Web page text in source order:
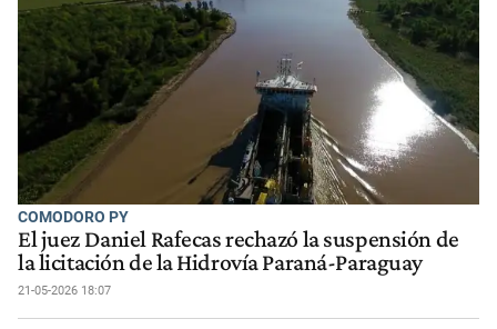
COMODORO PY
El juez Daniel Rafecas rechazó la suspensión de
la licitación de la Hidrovía Paraná-Paraguay
21-05-2026 18:07